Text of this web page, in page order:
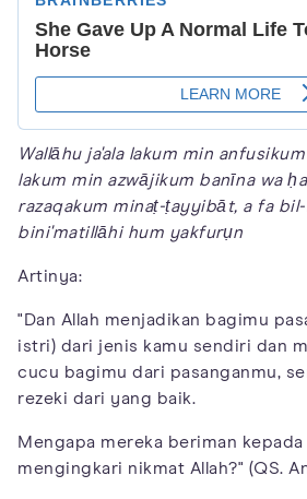
Wallāhu ja'ala lakum min
lakum min azwājikum banīna wa
razaqakum minaṭ-ṭayyibāt, a fa
bini'matillāhi hum yakfurụn
Artinya:
"Dan Allah menjadikan bagimu
istri) dari jenis kamu sendiri dan
cucu bagimu dari pasanganmu,
rezeki dari yang baik.
Mengapa mereka beriman
mengingkari nikmat Allah?" (QS.